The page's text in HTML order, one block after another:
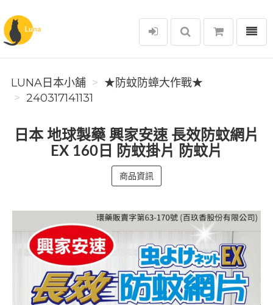
Luna日本小舖
選單
LUNA日本小舖
★防蚊防蟑大作戰★
240317141131
日本 地球製藥 興家安速 長效防蚊網片
EX 160日 防蚊掛片 防蚊片
商品資訊